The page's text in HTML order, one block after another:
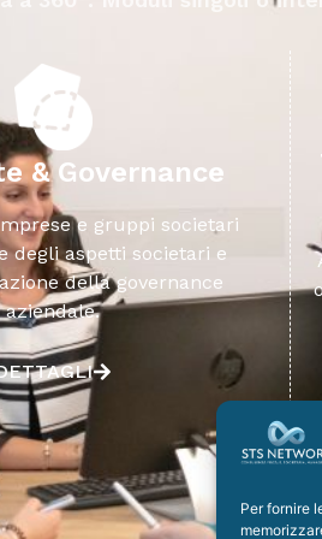
Per fornire
& Corporate
e investitori nelle
e nei processi
aziendale.